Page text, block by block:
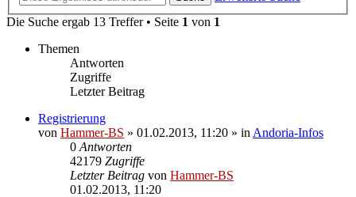
Die Suche ergab 13 Treffer • Seite 1 von 1
Themen
Antworten
Zugriffe
Letzter Beitrag
Registrierung
von Hammer-BS » 01.02.2013, 11:20 » in Andoria-Infos
0 Antworten
42179 Zugriffe
Letzter Beitrag von Hammer-BS
01.02.2013, 11:20